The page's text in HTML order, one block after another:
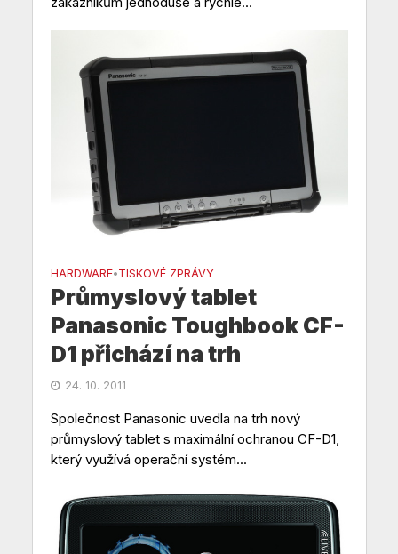
HARDWARE•TISKOVÉ ZPRÁVY
Průmyslový tablet
Panasonic Toughbook CF-
D1 přichází na trh
24. 10. 2011
Společnost Panasonic uvedla na trh nový
průmyslový tablet s maximální ochranou CF-D1,
který využívá operační systém...